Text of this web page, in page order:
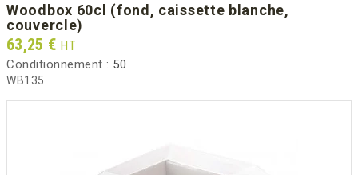
woodbox 60cl (fond, caissette blanche,
couvercle)
Prix
63,25 € HT
Conditionnement : 50
WB135